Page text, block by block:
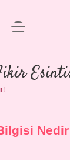
Anasayfa
Politikası
Uyarı
menüyü
Nedir